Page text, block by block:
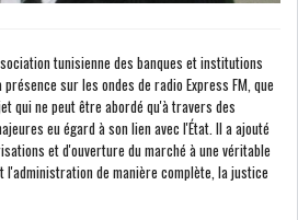
LE CMF ET LA BANQUE DE
FRANCE RENFORCENT...
OFFICEPLAST CHERCHE DEUX
ADMINISTRATEURS...
tunisienne des banques et institutions
sur les ondes de radio Express FM, que
qui ne peut être abordé qu'à travers des
eu égard à son lien avec l'État. Il a ajouté
et d'ouverture du marché à une véritable
de manière complète, la justice